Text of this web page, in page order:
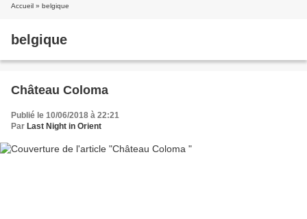
Accueil » belgique
belgique
Château Coloma
Publié le 10/06/2018 à 22:21
Par Last Night in Orient